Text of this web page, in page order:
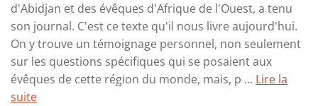
d'Abidjan et des évêques d'Afrique de l'Ouest, a tenu
son journal. C'est ce texte qu'il nous livre aujourd'hui.
On y trouve un témoignage personnel, non seulement
sur les questions spécifiques qui se posaient aux
évêques de cette région du monde, mais, p ... Lire la
suite